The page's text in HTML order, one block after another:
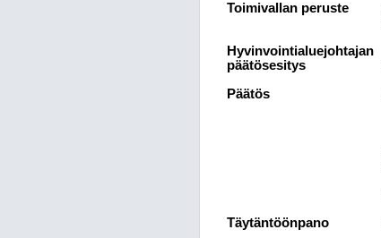
Toimivallan peruste
Hyvinvointialuejohtajan
päätösesitys
Päätös
Täytäntöönpano